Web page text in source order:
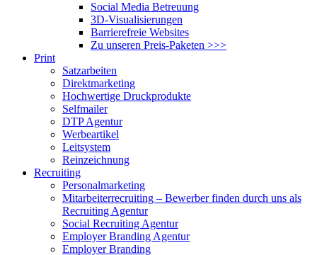
Social Media Betreuung
3D-Visualisierungen
Barrierefreie Websites
Zu unseren Preis-Paketen >>>
Print
Satzarbeiten
Direktmarketing
Hochwertige Druckprodukte
Selfmailer
DTP Agentur
Werbeartikel
Leitsystem
Reinzeichnung
Recruiting
Personalmarketing
Mitarbeiterrecruiting – Bewerber finden durch uns als
Recruiting Agentur
Social Recruiting Agentur
Employer Branding Agentur
Employer Branding